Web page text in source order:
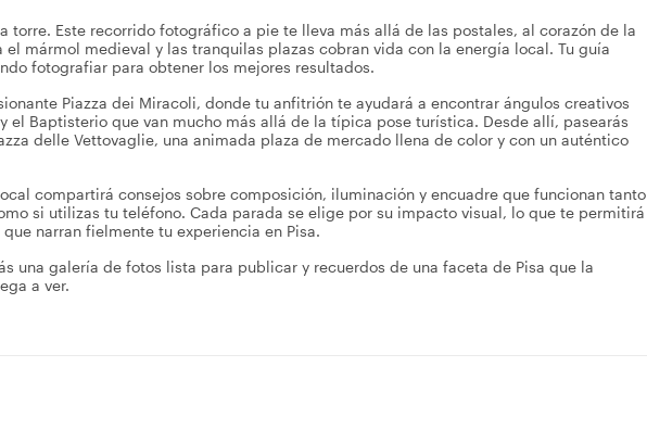
torre. Este recorrido fotográfico a pie te lleva más allá de las postales, al corazón de la
mármol medieval y las tranquilas plazas cobran vida con la energía local. Tu guía
fotografiar para obtener los mejores resultados.
Piazza dei Miracoli, donde tu anfitrión te ayudará a encontrar ángulos creativos
el Baptisterio que van mucho más allá de la típica pose turística. Desde allí, pasearás
delle Vettovaglie, una animada plaza de mercado llena de color y con un auténtico
compartirá consejos sobre composición, iluminación y encuadre que funcionan tanto
si utilizas tu teléfono. Cada parada se elige por su impacto visual, lo que te permitirá
narran fielmente tu experiencia en Pisa.
una galería de fotos lista para publicar y recuerdos de una faceta de Pisa que la
a ver.